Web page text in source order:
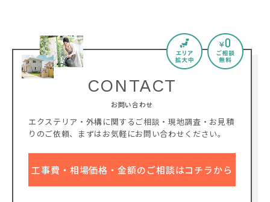
CONTACT
お問い合わせ
エクステリア・外構に関するご相談・現地調査・お見積
りのご依頼、
まずはお気軽にお問い合わせください。
工事費・相場価格・金額のご相談はコチラから